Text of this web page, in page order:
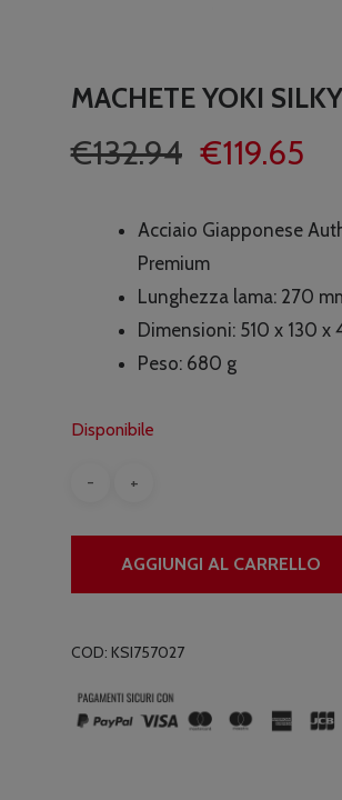
MACHETE YOKI SILKY
€132.94 Il
originale
era:
€132.94.
€119.65
Acciaio Giapponese
Premium
Lunghezza lama: 270
Dimensioni: 510 x 130 x
Peso: 680 g
Disponibile
AGGIUNGI AL CARRELLO
COD: KSI757027